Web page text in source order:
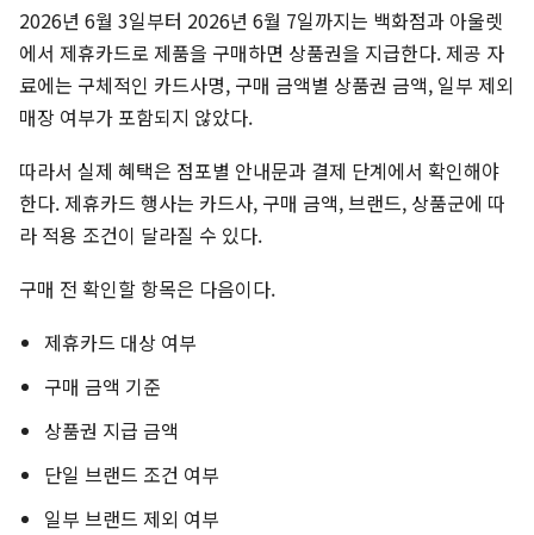
2026년 6월 3일부터 2026년 6월 7일까지는 백화점과 아울렛
에서 제휴카드로 제품을 구매하면 상품권을 지급한다. 제공 자
료에는 구체적인 카드사명, 구매 금액별 상품권 금액, 일부 제외
매장 여부가 포함되지 않았다.
따라서 실제 혜택은 점포별 안내문과 결제 단계에서 확인해야
한다. 제휴카드 행사는 카드사, 구매 금액, 브랜드, 상품군에 따
라 적용 조건이 달라질 수 있다.
구매 전 확인할 항목은 다음이다.
제휴카드 대상 여부
구매 금액 기준
상품권 지급 금액
단일 브랜드 조건 여부
일부 브랜드 제외 여부